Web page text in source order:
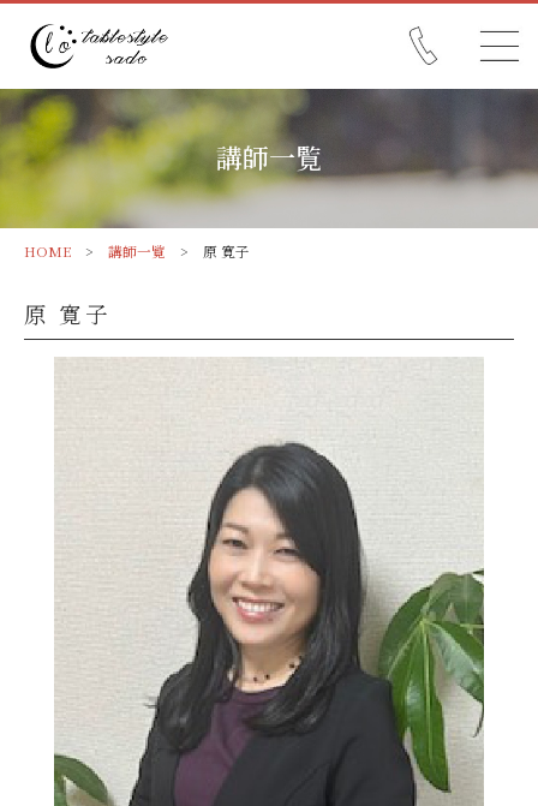
講師一覧
HOME> 講師一覧 > 原 寛子
原 寛子